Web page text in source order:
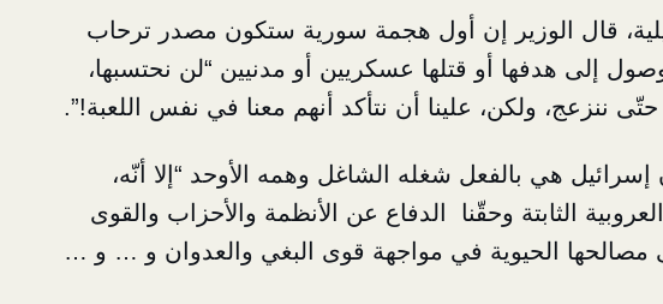
قال الوزير إن أول هجمة سورية ستكون مصدر ترحاب
إلى هدفها أو قتلها عسكريين أو مدنيين “لن نحتسبها،
حتّى ننزعج، ولكن، علينا أن نتأكد أنهم معنا في نفس اللعبة!”.
هي بالفعل شغله الشاغل وهمه الأوحد “إلا أنّه،
الثابتة وحقّنا الدفاع عن الأنظمة والأحزاب والقوى
مصالحها الحيوية في مواجهة قوى البغي والعدوان و … و …